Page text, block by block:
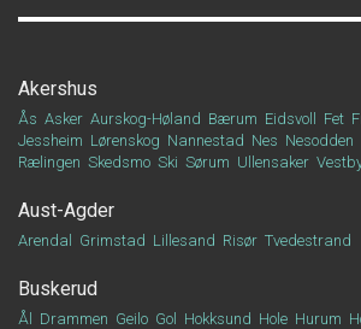
Akershus
Ås Asker Aurskog-Høland Bærum Eidsvoll Fet
Jessheim Lørenskog Nannestad Nes Nesodden
Rælingen Skedsmo Ski Sørum Ullensaker
Aust-Agder
Arendal Grimstad Lillesand Risør Tvedestrand
Buskerud
Ål Drammen Geilo Gol Hokksund Hole Hurum